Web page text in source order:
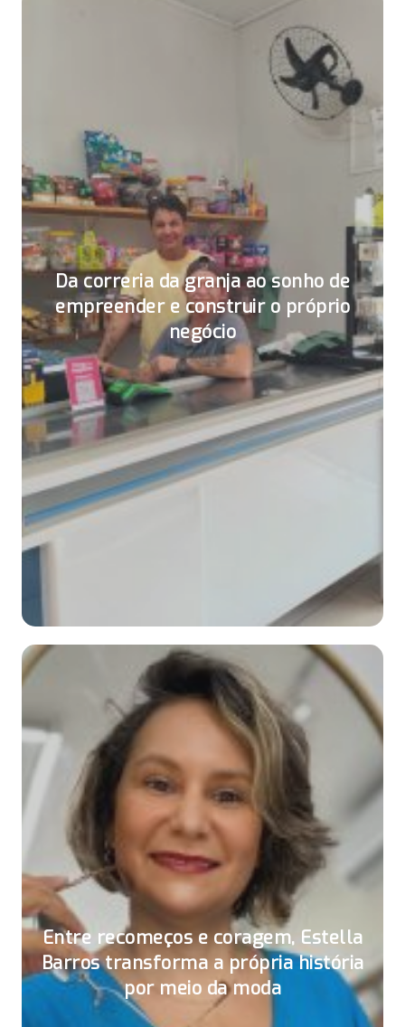
Da correria da granja ao sonho de
empreender e construir o próprio
negócio
Entre recomeços e coragem, Estella
Barros transforma a própria história
por meio da moda